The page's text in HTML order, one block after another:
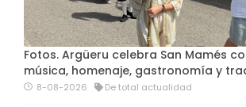
Fotos. Argüeru celebra San Mamés
música, homenaje, gastronomía y
8-08-2026 De total actualidad